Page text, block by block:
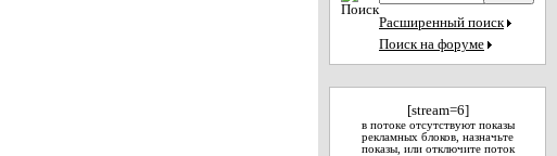
Расширенный поиск
Поиск на форуме
[stream=6]
в потоке отсутствуют показы
рекламных блоков, назначьте
показы, или отключите поток